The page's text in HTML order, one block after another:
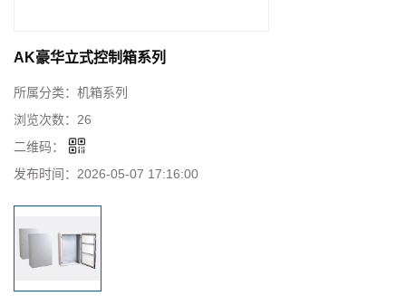
AK豪华立式控制箱系列
所属分类： 机箱系列
浏览次数： 26
二维码：
发布时间： 2026-05-07 17:16:00